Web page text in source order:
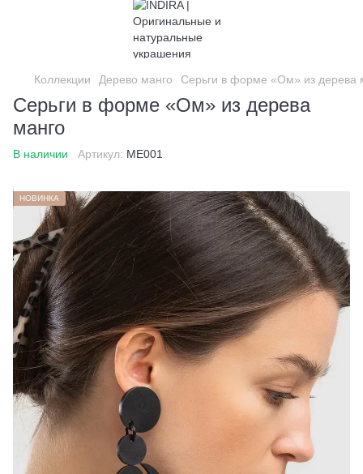
Коллекции Дерево манго Серьги в форме «Ом» из дерева
Серьги в форме «Ом» из дерева
манго
В наличии Артикул: ME001
НОВИНКА